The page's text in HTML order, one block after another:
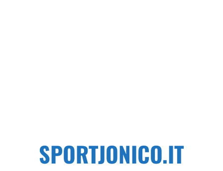
SPORTJONICO.IT